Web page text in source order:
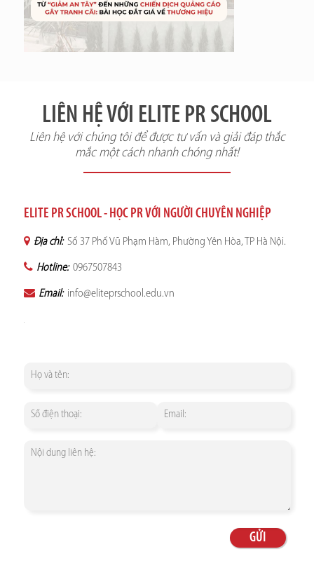
LIÊN HỆ VỚI ELITE PR SCHOOL
Liên hệ với chúng tôi để được tư vấn và giải đáp thắc
mắc một cách nhanh chóng nhất!
ELITE PR SCHOOL - HỌC PR VỚI NGƯỜI CHUYÊN NGHIỆP
Địa chỉ: Số 37 Phố Vũ Phạm Hàm, Phường Yên Hòa, TP Hà Nội.
Hotline: 0967507843
Email: info@eliteprschool.edu.vn